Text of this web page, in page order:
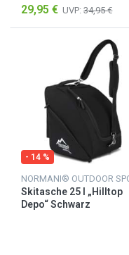
29,95 € UVP: 34,95 €
- 14 %
Skitasche 25 l „Hilltop
Depo“ Schwarz